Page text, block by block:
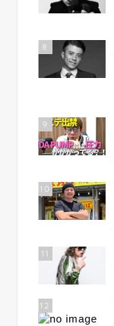
8
9
10
11
12